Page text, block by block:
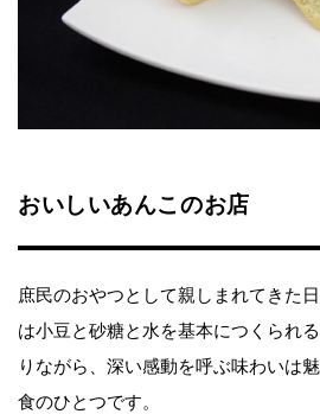
おいしいあんこのお店
庶民のおやつとして親しまれてきた
は小豆と砂糖と水を基本につくられ
りながら、深い感動を呼ぶ味わいは
食のひとつです。